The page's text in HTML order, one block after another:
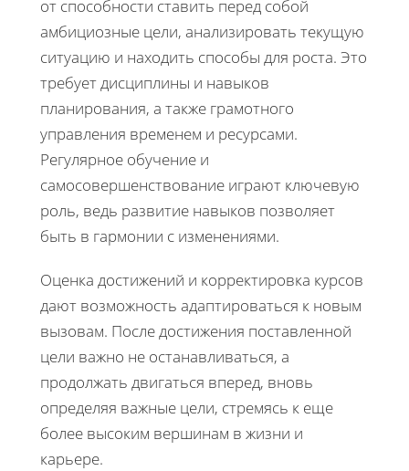
от способности ставить перед собой
амбициозные цели, анализировать текущую
ситуацию и находить способы для роста. Это
требует дисциплины и навыков
планирования, а также грамотного
управления временем и ресурсами.
Регулярное обучение и
самосовершенствование играют ключевую
роль, ведь развитие навыков позволяет
быть в гармонии с изменениями.
Оценка достижений и корректировка курсов
дают возможность адаптироваться к новым
вызовам. После достижения поставленной
цели важно не останавливаться, а
продолжать двигаться вперед, вновь
определяя важные цели, стремясь к еще
более высоким вершинам в жизни и
карьере.